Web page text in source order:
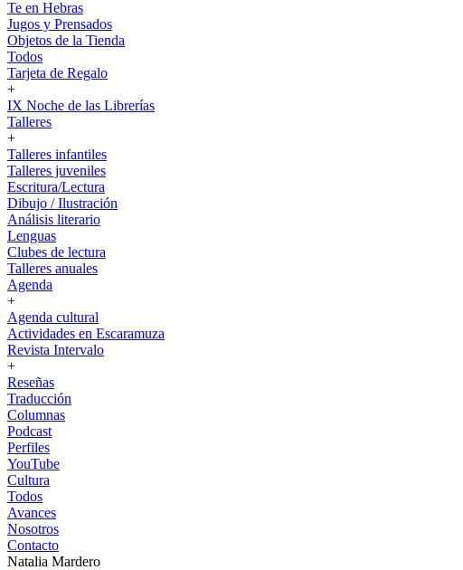
Te en Hebras
Jugos y Prensados
Objetos de la Tienda
Todos
Tarjeta de Regalo
+
IX Noche de las Librerías
Talleres
+
Talleres infantiles
Talleres juveniles
Escritura/Lectura
Dibujo / Ilustración
Análisis literario
Lenguas
Clubes de lectura
Talleres anuales
Agenda
+
Agenda cultural
Actividades en Escaramuza
Revista Intervalo
+
Reseñas
Traducción
Columnas
Podcast
Perfiles
YouTube
Cultura
Todos
Avances
Nosotros
Contacto
Natalia Mardero